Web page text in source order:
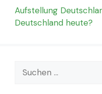
Aufstellung
Deutschland heute?
Suchen
nach: